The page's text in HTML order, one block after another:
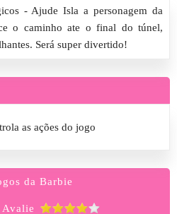
- Ajude Isla a personagem da
o caminho ate o final do túnel,
Será super divertido!
as ações do jogo
da Barbie
Avalie